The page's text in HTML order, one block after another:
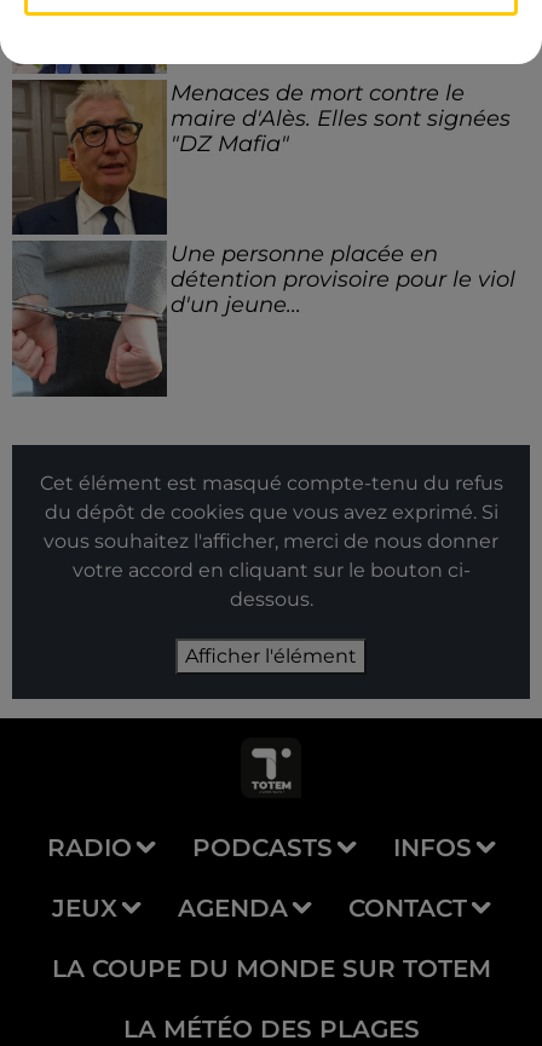
Menaces de mort contre le
maire d'Alès. Elles sont signées
"DZ Mafia"
Une personne placée en
détention provisoire pour le viol
d'un jeune...
Cet élément est masqué compte-tenu du refus
du dépôt de cookies que vous avez exprimé. Si
vous souhaitez l'afficher, merci de nous donner
votre accord en cliquant sur le bouton ci-
dessous.
Afficher l'élément
RADIO PODCASTS INFOS
JEUX AGENDA CONTACT
LA COUPE DU MONDE SUR TOTEM
LA MÉTÉO DES PLAGES